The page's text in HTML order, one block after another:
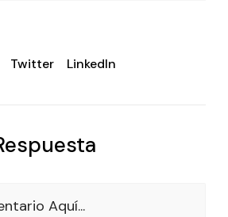
Twitter LinkedIn
Aquí...